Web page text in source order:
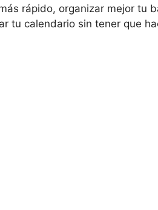
rápido, organizar mejor tu
tu calendario sin tener que